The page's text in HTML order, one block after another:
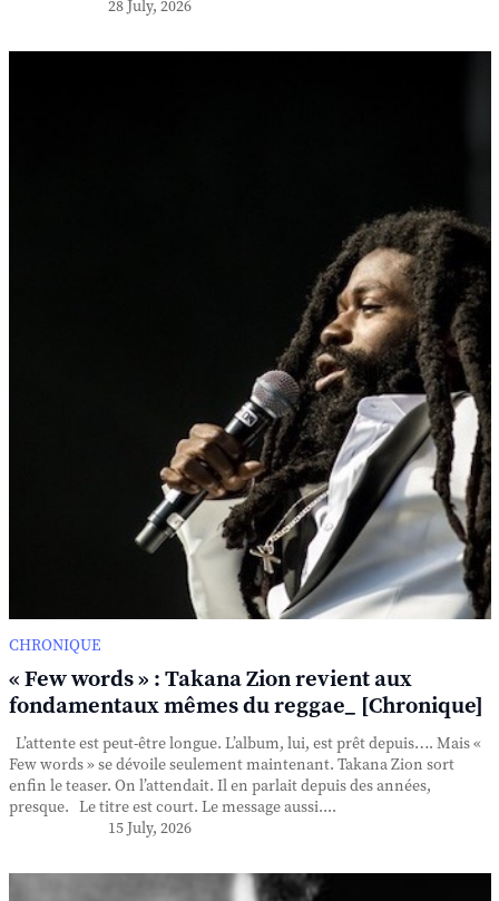
28 July, 2026
CHRONIQUE
« Few words » : Takana Zion revient aux
fondamentaux mêmes du reggae_ [Chronique]
L’attente est peut-être longue. L’album, lui, est prêt depuis…. Mais «
Few words » se dévoile seulement maintenant. Takana Zion sort
enfin le teaser. On l’attendait. Il en parlait depuis des années,
presque. Le titre est court. Le message aussi....
15 July, 2026